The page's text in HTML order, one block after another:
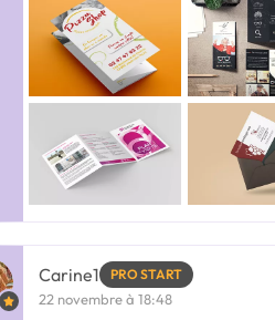
Carine1 PRO START
22 novembre à 18:48